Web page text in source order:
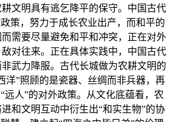
文明具有逃乞降平的保守。中国古代
策，努力于成长农业出产，而和平的
需要尽量避免和平和冲突，正在对外
对往来。正在具体实践中，中国古代
武力降服。古代长城做为农耕文明的
洋”照顾的是瓷器、丝绸而非兵器，再
远人”的对外政策。从文化底蕴看，农
和文明互动中衍生出“和实生物”的协